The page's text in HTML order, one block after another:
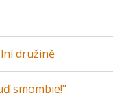
družině
smombie!"